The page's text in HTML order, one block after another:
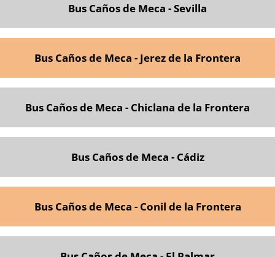
Bus Caños de Meca - Sevilla
Bus Caños de Meca - Jerez de la Frontera
Bus Caños de Meca - Chiclana de la Frontera
Bus Caños de Meca - Cádiz
Bus Caños de Meca - Conil de la Frontera